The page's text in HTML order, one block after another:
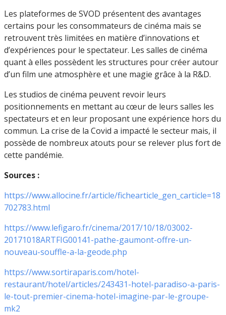
Les plateformes de SVOD présentent des avantages
certains pour les consommateurs de cinéma mais se
retrouvent très limitées en matière d’innovations et
d’expériences pour le spectateur. Les salles de cinéma
quant à elles possèdent les structures pour créer autour
d’un film une atmosphère et une magie grâce à la R&D.
Les studios de cinéma peuvent revoir leurs
positionnements en mettant au cœur de leurs salles les
spectateurs et en leur proposant une expérience hors du
commun. La crise de la Covid a impacté le secteur mais, il
possède de nombreux atouts pour se relever plus fort de
cette pandémie.
Sources :
https://www.allocine.fr/article/fichearticle_gen_carticle=18
702783.html
https://www.lefigaro.fr/cinema/2017/10/18/03002-
20171018ARTFIG00141-pathe-gaumont-offre-un-
nouveau-souffle-a-la-geode.php
https://www.sortiraparis.com/hotel-
restaurant/hotel/articles/243431-hotel-paradiso-a-paris-
le-tout-premier-cinema-hotel-imagine-par-le-groupe-
mk2